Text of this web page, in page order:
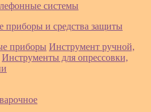
системы
приборы и средства защиты
приборы Инструмент ручной,
Инструменты для опрессовки,